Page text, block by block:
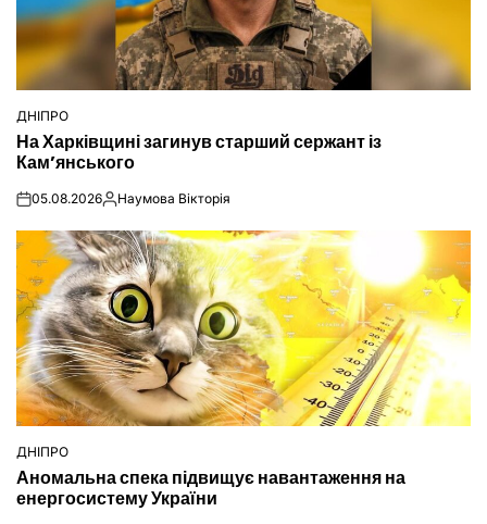
ОПУБЛІКУВАТИ
У
ДНІПРО
На Харківщині загинув старший сержант із
Кам’янського
on05.08.2026Опубліковано
Наумова Вікторія
ОПУБЛІКУВАТИ
У
ДНІПРО
Аномальна спека підвищує навантаження на
енергосистему України